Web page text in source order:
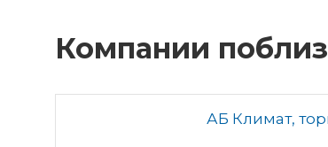
Компании
АБ Климат,